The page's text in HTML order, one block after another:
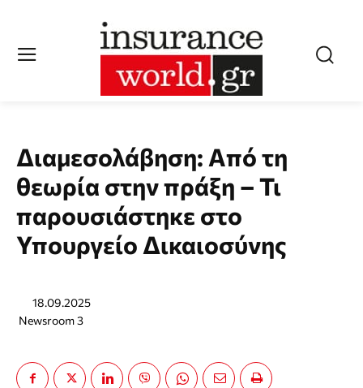
Διαμεσολάβηση: Από τη
θεωρία στην πράξη – Τι
παρουσιάστηκε στο
Υπουργείο Δικαιοσύνης
18.09.2025
Newsroom 3